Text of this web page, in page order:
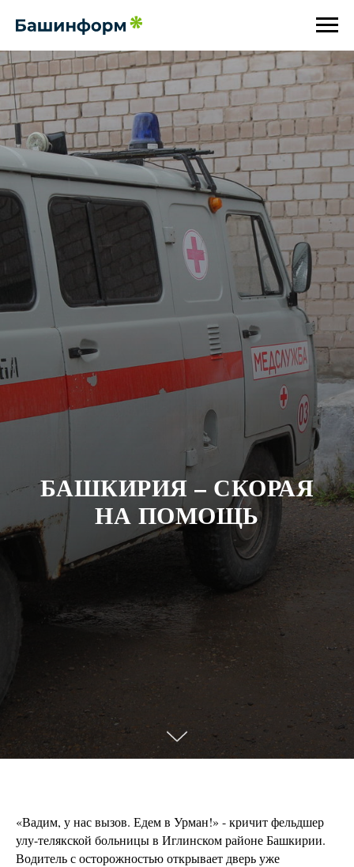
БАШКИРИЯ – СКОРАЯ
НА ПОМОЩЬ
«Вадим, у нас вызов. Едем в Урман!» - кричит фельдшер
улу-телякской больницы в Иглинском районе Башкирии.
Водитель с осторожностью открывает дверь уже